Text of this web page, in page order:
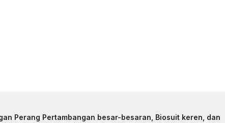
Perang Pertambangan besar-besaran, Biosuit keren, dan